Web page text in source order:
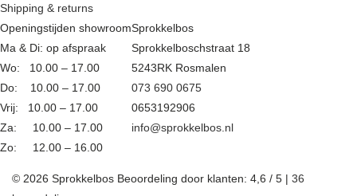
Shipping & returns
Openingstijden showroom
Ma & Di: op afspraak
Wo: 10.00 – 17.00
Do: 10.00 – 17.00
Vrij: 10.00 – 17.00
Za: 10.00 – 17.00
Zo: 12.00 – 16.00
Sprokkelbos
Sprokkelboschstraat 18
5243RK Rosmalen
073 690 0675
0653192906
info@sprokkelbos.nl
© 2026 Sprokkelbos Beoordeling door klanten: 4,6 / 5 | 36